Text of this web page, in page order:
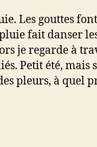
Les gouttes
fait danser
je regarde à
Petit été, mais
pleurs, à quel